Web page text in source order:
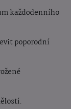
každodenního
poporodní